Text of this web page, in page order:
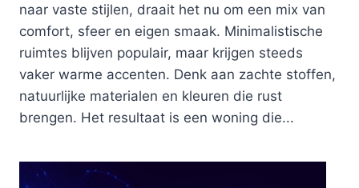
naar vaste stijlen, draait het nu om een mix van
comfort, sfeer en eigen smaak. Minimalistische
ruimtes blijven populair, maar krijgen steeds
vaker warme accenten. Denk aan zachte stoffen,
natuurlijke materialen en kleuren die rust
brengen. Het resultaat is een woning die...